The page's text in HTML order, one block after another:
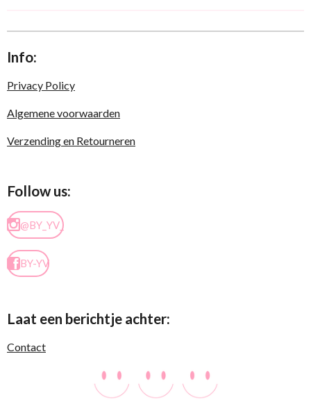
Info:
Privacy Policy
Algemene voorwaarden
Verzending en Retourneren
Follow us:
@BY_YV_
BY-YV
Laat een berichtje achter:
Contact